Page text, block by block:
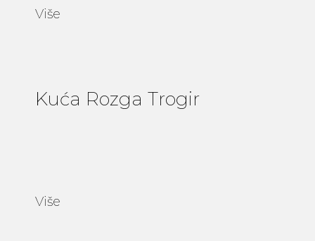
Više
Kuća Rozga Trogir
Više